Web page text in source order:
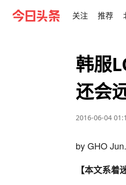
关注 推荐
韩服
还会
2016-06-04
by GHO
【本文系